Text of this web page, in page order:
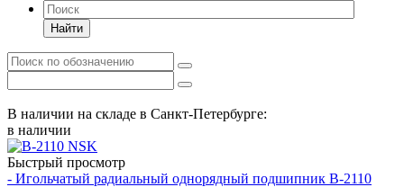
Найти
В наличии на складе в Санкт-Петербурге:
в наличии
Быстрый просмотр
- Игольчатый радиальный однорядный подшипник B-2110